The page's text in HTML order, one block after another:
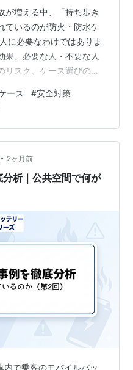
が増える中、「持ち歩き
ているのが防火・防水ケ
に必要なわけではありま
果、必要な人・不要な人
リスク、ケース選びのポ
／不要な人の判断基準 満
スク 安全なケース選び
効果とは ■ 炎と煙を“初
スは“水濡れによるショ
防ぐもの」ではない ■
ース #安全対策
• 2ヶ月前
析｜公共空間で何が
で乗客のモバイルバッ